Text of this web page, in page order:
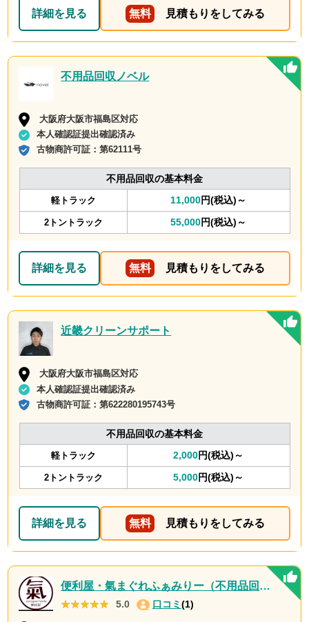
詳細を見る 無料 見積もりをしてみる
不用品回収ノベル
大阪府大阪市福島区対応
本人確認証提出確認済み
古物商許可証：第62111号
不用品回収の基本料金
軽トラック 11,000円(税込)～
2トントラック 55,000円(税込)～
詳細を見る 無料 見積もりをしてみる
近畿クリーンサポート
大阪府大阪市福島区対応
本人確認証提出確認済み
古物商許可証：第622280195743号
不用品回収の基本料金
軽トラック 2,000円(税込)～
2トントラック 5,000円(税込)～
詳細を見る 無料 見積もりをしてみる
便利屋・氣まぐれふぁみりー（不用品回収・遺品整理・お墓参り代行等、幅広く対応しております）
★★★★★
★★★★★ 5.0 口コミ (1)